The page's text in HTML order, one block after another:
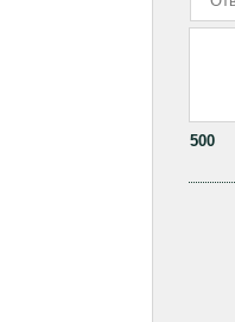
500